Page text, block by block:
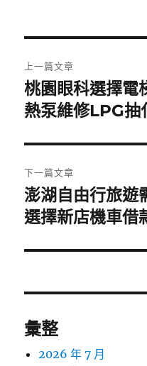
章
導
覽
上一篇文章
上
一
文
章:
桃園眼科選擇電
熱泵維修LPG抽
下一篇文章
下
一
文
澎湖自由行旅遊
選擇新店機車借
彙整
2026 年 7 月